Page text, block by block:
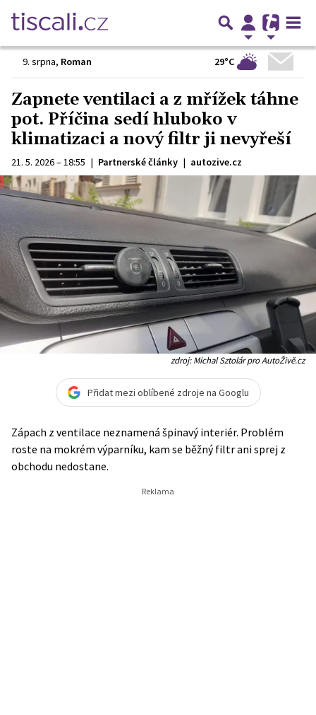
9. srpna, Roman 29°C
Zapnete ventilaci a z mřížek táhne
pot. Příčina sedí hluboko v
klimatizaci a nový filtr ji nevyřeší
21. 5. 2026 – 18:55 | Partnerské články | autozive.cz
zdroj: Michal Sztolár pro AutoŽivě.cz
Přidat mezi oblíbené zdroje na Googlu
Zápach z ventilace neznamená špinavý interiér. Problém
roste na mokrém výparníku, kam se běžný filtr ani sprej z
obchodu nedostane.